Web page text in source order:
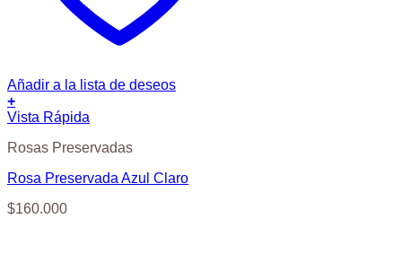
Añadir a la lista de deseos
+
Vista Rápida
Rosas Preservadas
Rosa Preservada Azul Claro
$160.000